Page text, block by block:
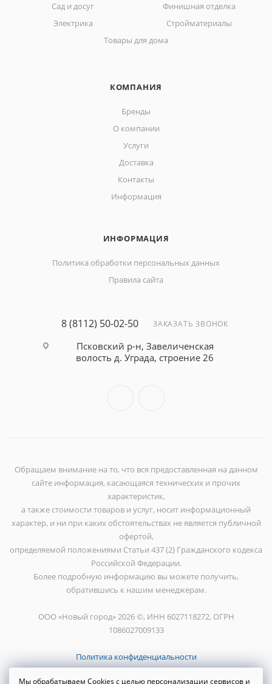
Сад и досуг
Финишная отделка
Электрика
Стройматериалы
Товары для дома
КОМПАНИЯ
Бренды
О компании
Услуги
Доставка
Контакты
Информация
ИНФОРМАЦИЯ
Политика обработки персональных данных
Правила сайта
8 (8112) 50-02-50 ЗАКАЗАТЬ ЗВОНОК
Псковский р-н, Завеличенская
волость д. Уграда, строение 26
Обращаем внимание на то, что вся предоставленная на данном
сайте информация, касающаяся технических и прочих
характеристик,
а также стоимости товаров и услуг, носит информационный
характер, и ни при каких обстоятельствах не является публичной
офертой,
определяемой положениями Статьи 437 (2) Гражданского кодекса
Российской Федерации.
Более подробную информацию вы можете получить,
обратившись к нашим менеджерам.
ООО «Новый город» 2026 ©, ИНН 6027118272, ОГРН
1086027009133
Политика конфиденциальности
Мы обрабатываем Cookies с целью персонализации сервисов и